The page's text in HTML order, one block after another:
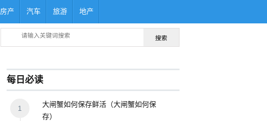
房产 汽车 旅游 地产
搜索
每日必读
1
大闸蟹如何保存鲜活（大闸蟹如何保
存）